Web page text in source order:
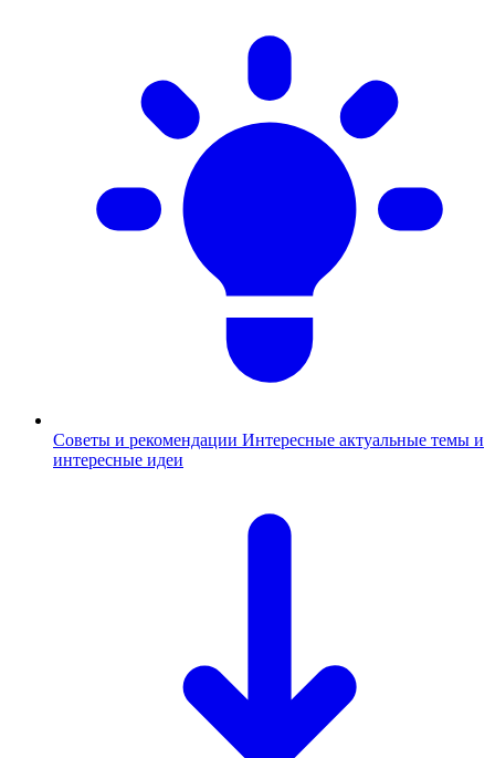
Советы и рекомендации Интересные актуальные темы и
интересные идеи